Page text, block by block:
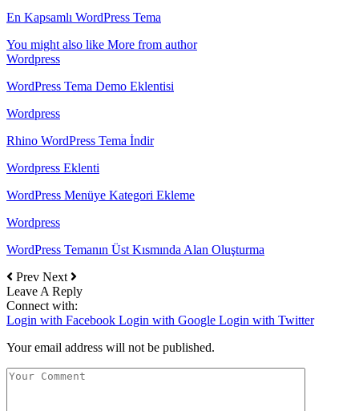
En Kapsamlı WordPress Tema
You might also like More from author
Wordpress
WordPress Tema Demo Eklentisi
Wordpress
Rhino WordPress Tema İndir
Wordpress Eklenti
WordPress Menüye Kategori Ekleme
Wordpress
WordPress Temanın Üst Kısmında Alan Oluşturma
Prev Next
Leave A Reply
Connect with:
Login with Facebook Login with Google Login with Twitter
Your email address will not be published.